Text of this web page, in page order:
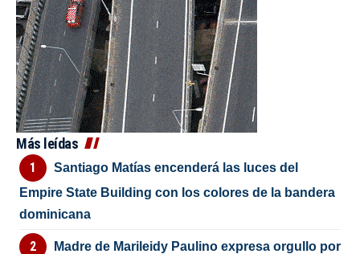
Más leídas
Santiago Matías encenderá las luces del
Empire State Building con los colores de la bandera
dominicana
Madre de Marileidy Paulino expresa orgullo por